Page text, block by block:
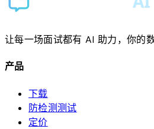
让每一场面试都有 AI 助力，你的
产品
下载
防检测测试
定价